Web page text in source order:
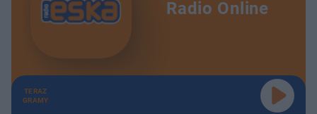
Radio Online
TERAZ
GRAMY